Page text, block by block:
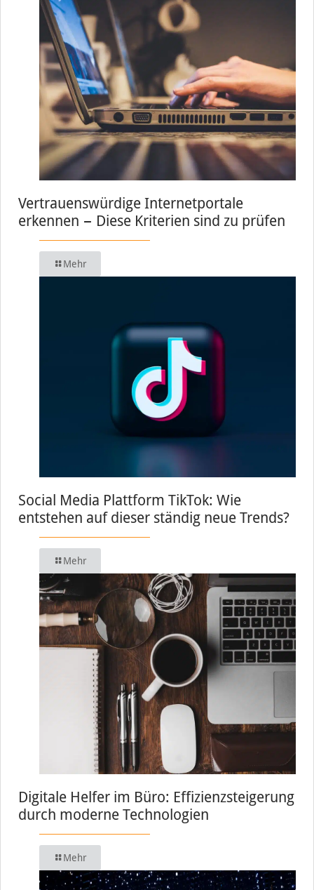
Vertrauenswürdige Internetportale
erkennen − Diese Kriterien sind zu prüfen
Mehr
Social Media Plattform TikTok: Wie
entstehen auf dieser ständig neue Trends?
Mehr
Digitale Helfer im Büro: Effizienzsteigerung
durch moderne Technologien
Mehr